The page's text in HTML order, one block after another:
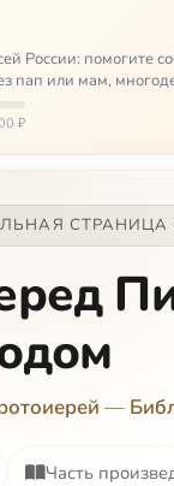
России: помогите
пап или мам,
₽
—
Часть